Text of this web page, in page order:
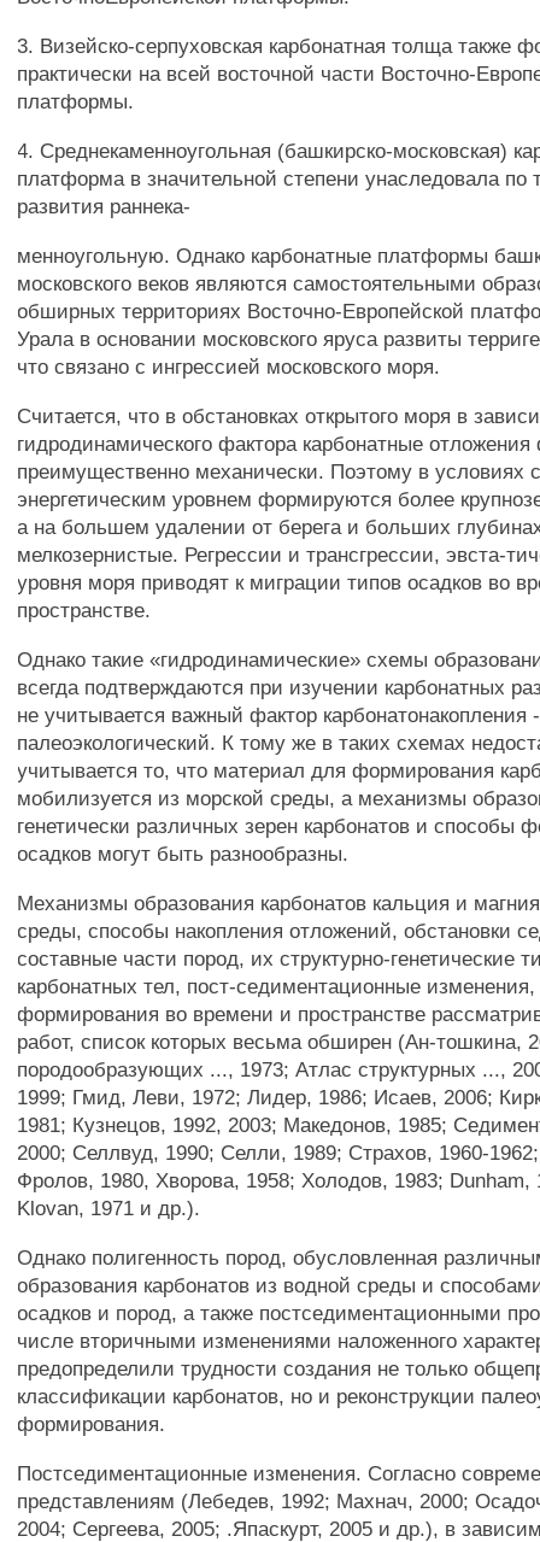
3. Визейско-серпуховская карбонатная толща также
практически на всей восточной части Восточно-
платформы.
4. Среднекаменноугольная (башкирско-московская)
платформа в значительной степени унаследовала по
развития раннека-
менноугольную. Однако карбонатные платформы
московского веков являются самостоятельными
обширных территориях Восточно-Европейской
Урала в основании московского яруса развиты
что связано с ингрессией московского моря.
Считается, что в обстановках открытого моря в
гидродинамического фактора карбонатные
преимущественно механически. Поэтому в условиях
энергетическим уровнем формируются более
а на большем удалении от берега и больших
мелкозернистые. Регрессии и трансгрессии, эвста-
уровня моря приводят к миграции типов осадков во
пространстве.
Однако такие «гидродинамические» схемы
всегда подтверждаются при изучении карбонатных
не учитывается важный фактор карбонатонакопления -
палеоэкологический. К тому же в таких схемах
учитывается то, что материал для формирования
мобилизуется из морской среды, а механизмы
генетически различных зерен карбонатов и способы
осадков могут быть разнообразны.
Механизмы образования карбонатов кальция и
среды, способы накопления отложений, обстановки
составные части пород, их структурно-генетические
карбонатных тел, пост-седиментационные
формирования во времени и пространстве
работ, список которых весьма обширен (Ан-тошкина,
породообразующих ..., 1973; Атлас структурных ...,
1999; Гмид, Леви, 1972; Лидер, 1986; Исаев, 2006;
1981; Кузнецов, 1992, 2003; Македонов, 1985;
2000; Селлвуд, 1990; Селли, 1989; Страхов, 1960-
Фролов, 1980, Хворова, 1958; Холодов, 1983; Dunham,
Klovan, 1971 и др.).
Однако полигенность пород, обусловленная
образования карбонатов из водной среды и
осадков и пород, а также постседиментационными
числе вторичными изменениями наложенного
предопределили трудности создания не только
классификации карбонатов, но и реконструкции
формирования.
Постседиментационные изменения. Согласно
представлениям (Лебедев, 1992; Махнач, 2000;
2004; Сергеева, 2005; .Япаскурт, 2005 и др.), в